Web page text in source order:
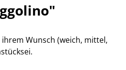
Wunsch (weich, mittel,